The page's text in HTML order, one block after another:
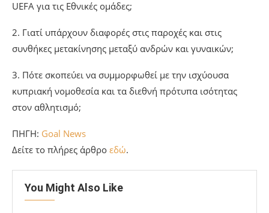
UEFA για τις Εθνικές ομάδες;
2. Γιατί υπάρχουν διαφορές στις παροχές και στις
συνθήκες μετακίνησης μεταξύ ανδρών και γυναικών;
3. Πότε σκοπεύει να συμμορφωθεί με την ισχύουσα
κυπριακή νομοθεσία και τα διεθνή πρότυπα ισότητας
στον αθλητισμό;
ΠΗΓΗ: Goal News
Δείτε το πλήρες άρθρο εδώ.
You Might Also Like